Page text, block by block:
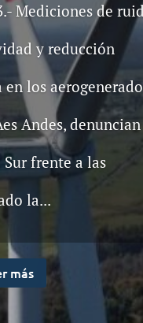
Mediciones de
y reducción
los
Andes,
frente a las
la...
más